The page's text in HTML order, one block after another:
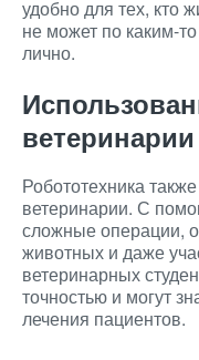
удобно для тех, кто
не может по каким-
лично.
ветеринарии
Робототехника
ветеринарии. С
сложные операции,
животных и даже
ветеринарных
точностью и могут
лечения пациентов.